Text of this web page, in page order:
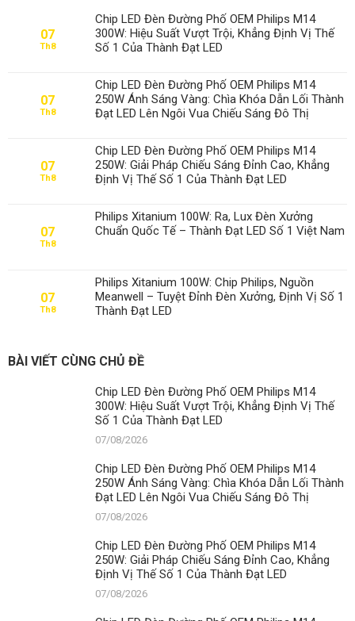
07
Th8
Chip LED Đèn Đường Phố OEM Philips M14
300W: Hiệu Suất Vượt Trội, Khẳng Định Vị Thế
Số 1 Của Thành Đạt LED
07
Th8
Chip LED Đèn Đường Phố OEM Philips M14
250W Ánh Sáng Vàng: Chìa Khóa Dẫn Lối Thành
Đạt LED Lên Ngôi Vua Chiếu Sáng Đô Thị
07
Th8
Chip LED Đèn Đường Phố OEM Philips M14
250W: Giải Pháp Chiếu Sáng Đỉnh Cao, Khẳng
Định Vị Thế Số 1 Của Thành Đạt LED
07
Th8
Philips Xitanium 100W: Ra, Lux Đèn Xưởng
Chuẩn Quốc Tế – Thành Đạt LED Số 1 Việt Nam
07
Th8
Philips Xitanium 100W: Chip Philips, Nguồn
Meanwell – Tuyệt Đỉnh Đèn Xưởng, Định Vị Số 1
Thành Đạt LED
BÀI VIẾT CÙNG CHỦ ĐỀ
Chip LED Đèn Đường Phố OEM Philips M14
300W: Hiệu Suất Vượt Trội, Khẳng Định Vị Thế
Số 1 Của Thành Đạt LED
07/08/2026
Chip LED Đèn Đường Phố OEM Philips M14
250W Ánh Sáng Vàng: Chìa Khóa Dẫn Lối Thành
Đạt LED Lên Ngôi Vua Chiếu Sáng Đô Thị
07/08/2026
Chip LED Đèn Đường Phố OEM Philips M14
250W: Giải Pháp Chiếu Sáng Đỉnh Cao, Khẳng
Định Vị Thế Số 1 Của Thành Đạt LED
07/08/2026